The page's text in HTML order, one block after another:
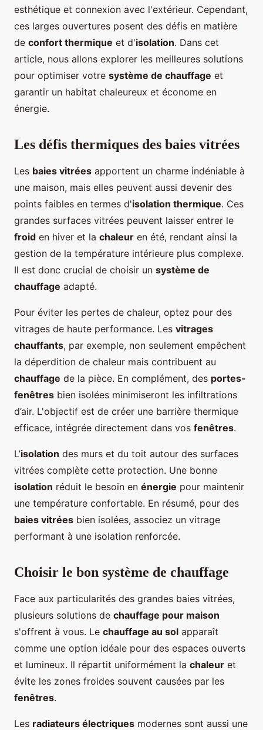
esthétique et connexion avec l'extérieur. Cependant,
ces larges ouvertures posent des défis en matière
de confort thermique et d'isolation. Dans cet
article, nous allons explorer les meilleures solutions
pour optimiser votre système de chauffage et
garantir un habitat chaleureux et économe en
énergie.
Les défis thermiques des baies vitrées
Les baies vitrées apportent un charme indéniable à
une maison, mais elles peuvent aussi devenir des
points faibles en termes d'isolation thermique. Ces
grandes surfaces vitrées peuvent laisser entrer le
froid en hiver et la chaleur en été, rendant ainsi la
gestion de la température intérieure plus complexe.
Il est donc crucial de choisir un système de
chauffage adapté.
Pour éviter les pertes de chaleur, optez pour des
vitrages de haute performance. Les vitrages
chauffants, par exemple, non seulement empêchent
la déperdition de chaleur mais contribuent au
chauffage de la pièce. En complément, des portes-
fenêtres bien isolées minimiseront les infiltrations
d’air. L'objectif est de créer une barrière thermique
efficace, intégrée directement dans vos fenêtres.
L’isolation des murs et du toit autour des surfaces
vitrées complète cette protection. Une bonne
isolation réduit le besoin en énergie pour maintenir
une température confortable. En résumé, pour des
baies vitrées bien isolées, associez un vitrage
performant à une isolation renforcée.
Choisir le bon système de chauffage
Face aux particularités des grandes baies vitrées,
plusieurs solutions de chauffage pour maison
s'offrent à vous. Le chauffage au sol apparaît
comme une option idéale pour des espaces ouverts
et lumineux. Il répartit uniformément la chaleur et
évite les zones froides souvent causées par les
fenêtres.
Les radiateurs électriques modernes sont aussi une